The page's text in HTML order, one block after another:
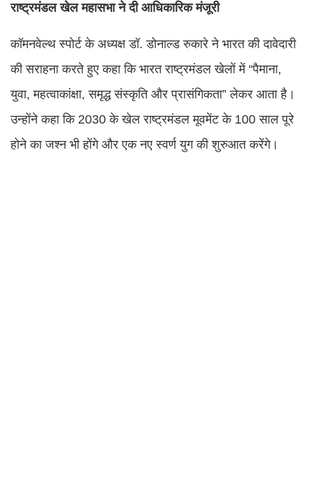
राष्ट्रमंडल खेल महासभा ने दी आधिकारिक मंजूरी
कॉमनवेल्थ स्पोर्ट के अध्यक्ष डॉ. डोनाल्ड रुकारे ने भारत की दावेदारी
की सराहना करते हुए कहा कि भारत राष्ट्रमंडल खेलों में “पैमाना,
युवा, महत्वाकांक्षा, समृद्ध संस्कृति और प्रासंगिकता” लेकर आता है।
उन्होंने कहा कि 2030 के खेल राष्ट्रमंडल मूवमेंट के 100 साल पूरे
होने का जश्न भी होंगे और एक नए स्वर्ण युग की शुरुआत करेंगे।